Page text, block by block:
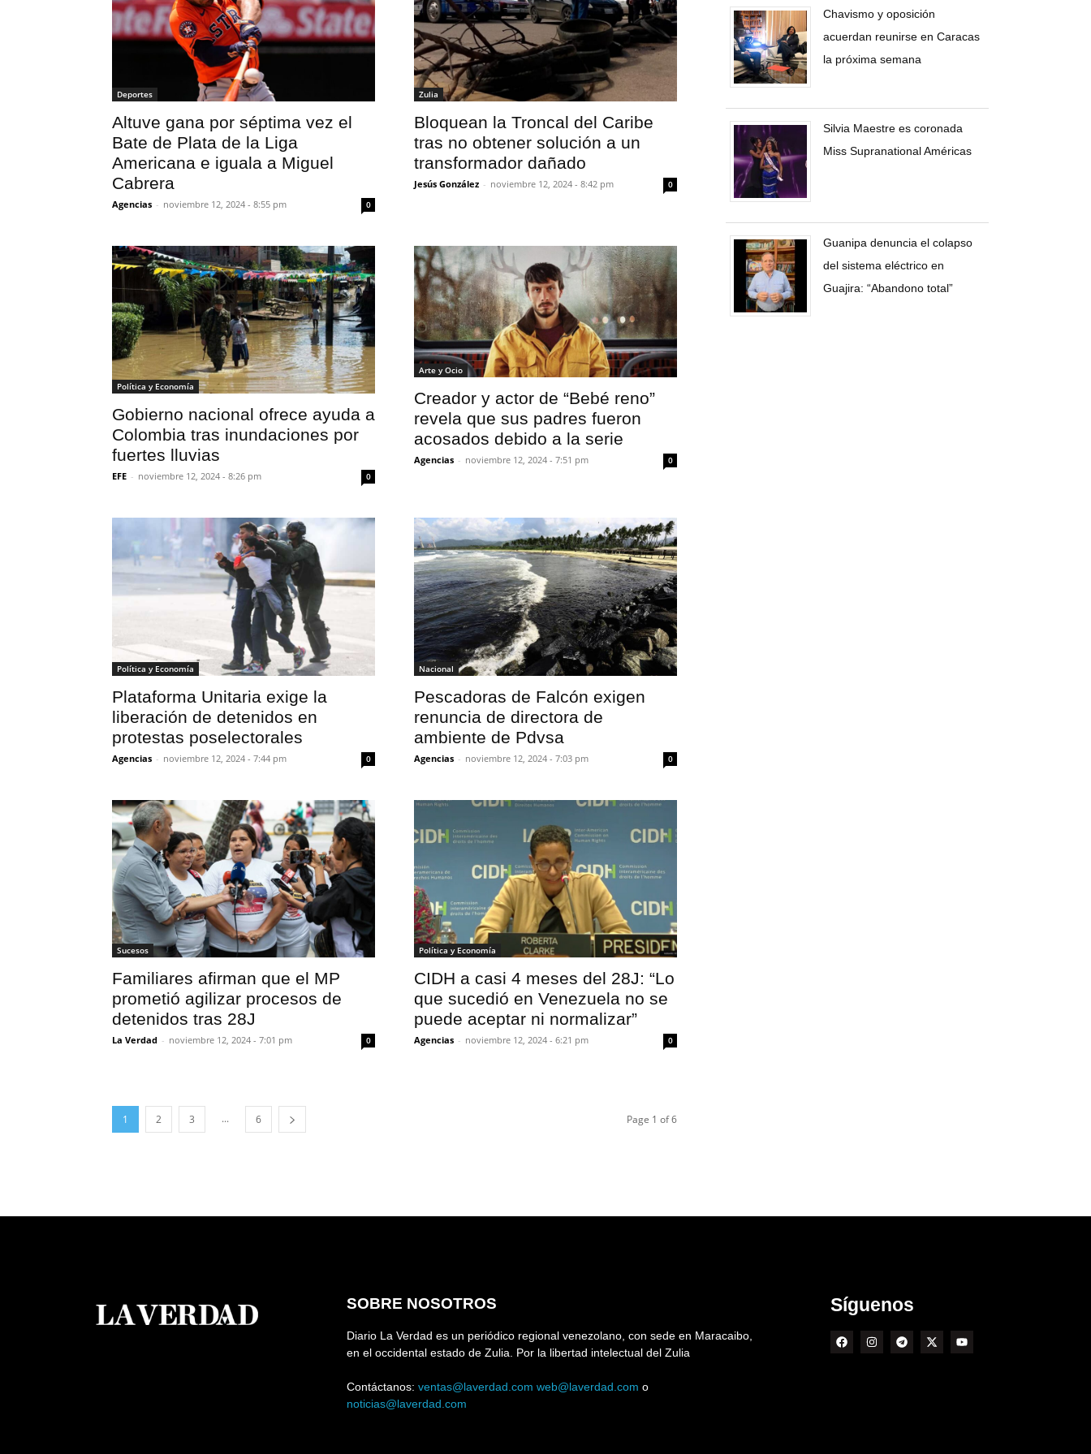
Deportes
Altuve gana por séptima vez el
Bate de Plata de la Liga
Americana e iguala a Miguel
Cabrera
Agencias - noviembre 12, 2024 - 8:55 pm 0
Zulia
Bloquean la Troncal del Caribe
tras no obtener solución a un
transformador dañado
Jesús González - noviembre 12, 2024 - 8:42 pm 0
Política y Economía
Gobierno nacional ofrece ayuda a
Colombia tras inundaciones por
fuertes lluvias
EFE - noviembre 12, 2024 - 8:26 pm 0
Arte y Ocio
Creador y actor de “Bebé reno”
revela que sus padres fueron
acosados debido a la serie
Agencias - noviembre 12, 2024 - 7:51 pm 0
Política y Economía
Plataforma Unitaria exige la
liberación de detenidos en
protestas poselectorales
Agencias - noviembre 12, 2024 - 7:44 pm 0
Nacional
Pescadoras de Falcón exigen
renuncia de directora de
ambiente de Pdvsa
Agencias - noviembre 12, 2024 - 7:03 pm 0
Sucesos
Familiares afirman que el MP
prometió agilizar procesos de
detenidos tras 28J
La Verdad - noviembre 12, 2024 - 7:01 pm 0
Política y Economía
CIDH a casi 4 meses del 28J: “Lo
que sucedió en Venezuela no se
puede aceptar ni normalizar”
Agencias - noviembre 12, 2024 - 6:21 pm 0
1 2 3 ... 6 Page 1 of 6
Chavismo y oposición
acuerdan reunirse en Caracas
la próxima semana
Silvia Maestre es coronada
Miss Supranational Américas
Guanipa denuncia el colapso
del sistema eléctrico en
Guajira: “Abandono total”
SOBRE NOSOTROS
Diario La Verdad es un periódico regional venezolano, con sede en Maracaibo,
en el occidental estado de Zulia. Por la libertad intelectual del Zulia
Contáctanos: ventas@laverdad.com web@laverdad.com o
noticias@laverdad.com
Síguenos